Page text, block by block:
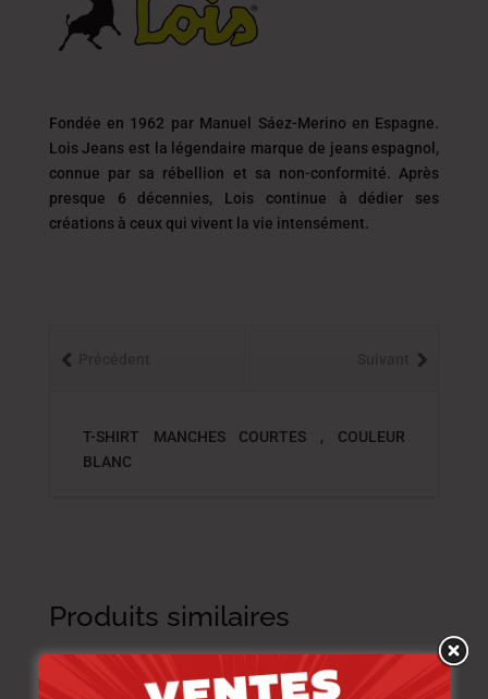
Fondée en 1962 par Manuel Sáez-Merino en Espagne.
Lois Jeans est la légendaire marque de jeans espagnol,
connue par sa rébellion et sa non-conformité. Après
presque 6 décennies, Lois continue à dédier ses
créations à ceux qui vivent la vie intensément.
T-SHIRT MANCHES COURTES , COULEUR
BLANC
Produits similaires
-20%